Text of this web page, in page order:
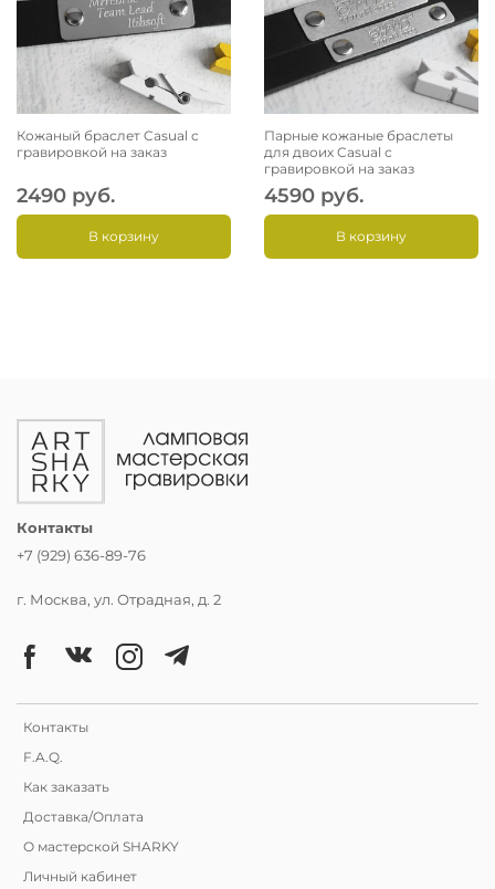
Кожаный браслет Casual с
гравировкой на заказ
2490 руб.
В корзину
Парные кожаные браслеты
для двоих Casual с
гравировкой на заказ
4590 руб.
В корзину
Контакты
F.A.Q.
Как заказать
Доставка/Оплата
О мастерской SHARKY
Личный кабинет
Контакты
+7 (929) 636-89-76
г. Москва, ул. Отрадная, д. 2